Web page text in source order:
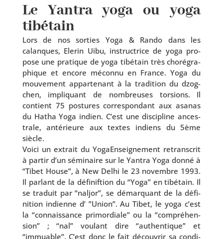
Le Yantra yoga ou yoga
tibétain
Lors de nos sor­ties Yoga & Rando dans les
calanques, Elerin Uibu, ins­truc­trice de yoga pro­
pose une pra­tique de yoga tibé­tain très cho­ré­gra­
phique et encore mécon­nu en France. Yoga du
mou­ve­ment appar­te­nant à la tra­di­tion du dzog­
chen, impli­quant de nom­breuses tor­sions. Il
contient 75 pos­tures cor­res­pon­dant aux asa­nas
du Hatha Yoga indien. C’est une dis­ci­pline ances­
trale, anté­rieure aux textes indiens du 5ème
siècle.
Voici un extrait du YogaEnseignement retrans­crit
à par­tir d’un sémi­naire sur le Yantra Yoga don­né à
“Tibet House”, à New Delhi le 23 novembre 1993.
Il par­lant de la défi­nif­tion du “Yoga” en tibé­tain. Il
se tra­duit par “nal­jor”, se démar­quant de la défi­
ni­tion indienne d’ ”Union”. Au Tibet, le yoga c’est
la “connais­sance pri­mor­diale” ou la “com­pré­hen­
sion” ; “nal” vou­lant dire “authen­tique” et
“immuable”. C’est donc le fait décou­vrir sa condi­